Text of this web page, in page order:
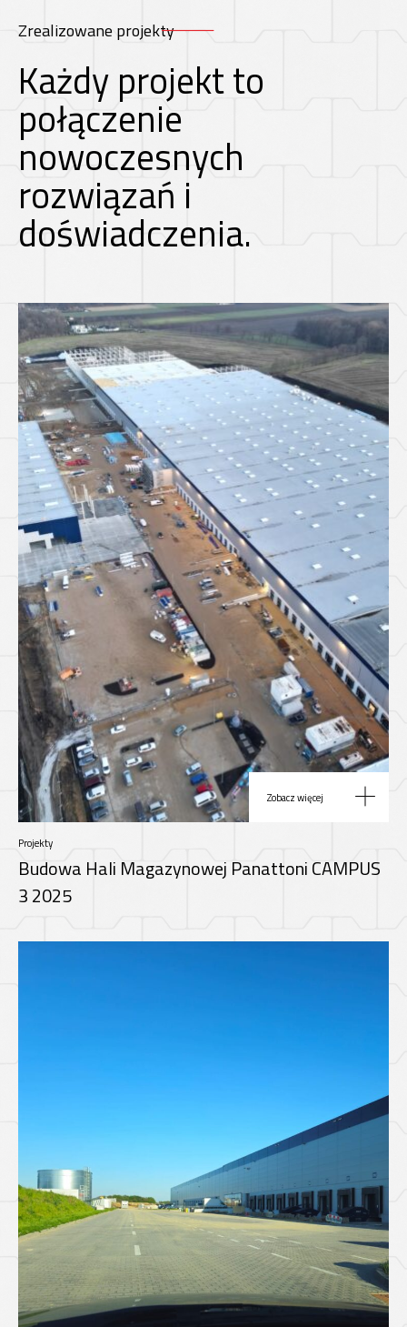
Zrealizowane projekty
Każdy projekt to
połączenie
nowoczesnych
rozwiązań i
doświadczenia.
Zobacz więcej
Projekty
Budowa Hali Magazynowej Panattoni CAMPUS
3 2025